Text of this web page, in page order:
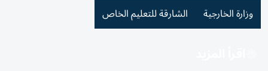
وزارة الخارجية الشارقة للتعليم الخاص